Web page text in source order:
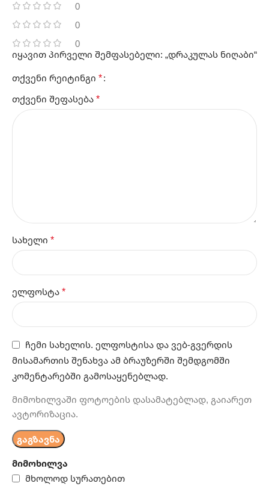
0
0
0
მიმოხილვა
მხოლოდ სურათებით
იყავით პირველი შემფასებელი: „დრაკულას ნიღაბი“
თქვენი რეიტინგი *
თქვენი შეფასება *
სახელი *
ელფოსტა *
ჩემი სახელის. ელფოსტისა და ვებ-გვერდის
მისამართის შენახვა ამ ბრაუზერში შემდგომში
კომენტარებში გამოსაყენებლად.
მიმოხილვაში ფოტოების დასამატებლად, გაიარეთ
ავტორიზაცია.